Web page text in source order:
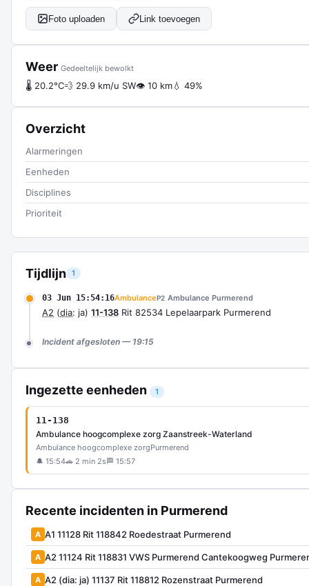
Tijdlijn 1
03 Jun 15:54:16AmbulanceP2 Ambulance Purmerend
A2 (dia: ja) 11-138 Rit 82534 Lepelaarpark Purmerend
Incident afgesloten — 19:15
Ingezette eenheden 1
11-138
Ambulance hoogcomplexe zorg Zaanstreek-Waterland
Ambulance hoogcomplexe zorgPurmerend
🔔 15:54🚗 2 min 2s 🏁 15:57
Recente incidenten in Purmerend
A A1 11128 Rit 118842 Roedestraat Purmerend
A A2 11124 Rit 118831 VWS Purmerend Cantekoogweg
A A2 (dia: ja) 11137 Rit 118812 Rozenstraat Purmerend
Foto uploaden Link toevoegen
Weer Gedeeltelijk bewolkt
🌡 20.2°C💨 29.9 km/u SW👁 10 km💧 49%
Overzicht
Alarmeringen
Eenheden
Disciplines
Prioriteit